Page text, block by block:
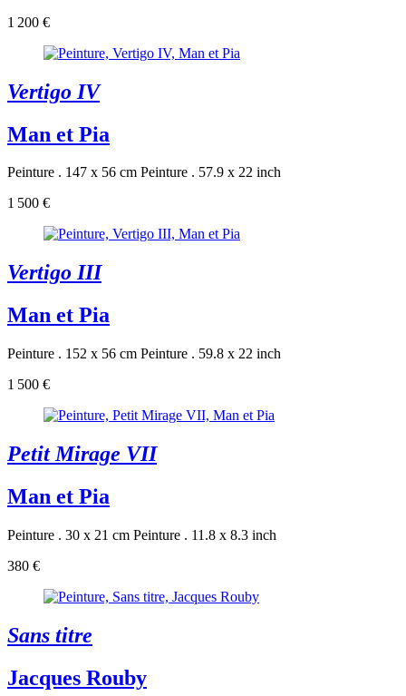
1 200 €
Vertigo IV
Man et Pia
Peinture . 147 x 56 cm Peinture . 57.9 x 22 inch
1 500 €
Vertigo III
Man et Pia
Peinture . 152 x 56 cm Peinture . 59.8 x 22 inch
1 500 €
Petit Mirage VII
Man et Pia
Peinture . 30 x 21 cm Peinture . 11.8 x 8.3 inch
380 €
Sans titre
Jacques Rouby